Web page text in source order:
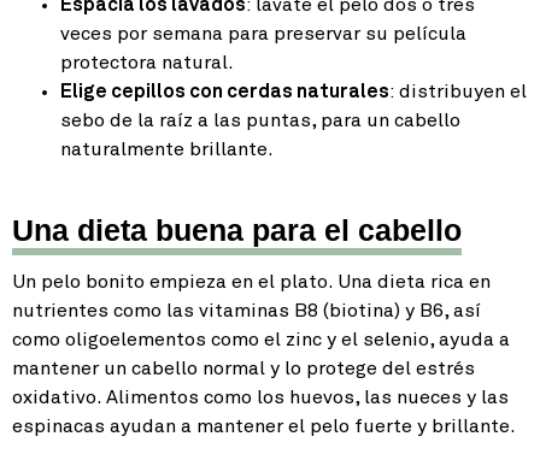
Espacia los lavados: lávate el pelo dos o tres
veces por semana para preservar su película
protectora natural.
Elige cepillos con cerdas naturales: distribuyen el
sebo de la raíz a las puntas, para un cabello
naturalmente brillante.
Una dieta buena para el cabello
Un pelo bonito empieza en el plato. Una dieta rica en
nutrientes como las vitaminas B8 (biotina) y B6, así
como oligoelementos como el zinc y el selenio, ayuda a
mantener un cabello normal y lo protege del estrés
oxidativo. Alimentos como los huevos, las nueces y las
espinacas ayudan a mantener el pelo fuerte y brillante.